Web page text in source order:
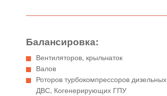
Балансировка:
Вентиляторов, крыльчаток
Валов
Роторов турбокомпрессоров дизельных
ДВС, Когенерирующих ГПУ